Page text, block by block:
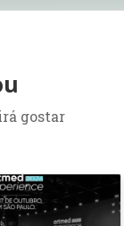
gostar